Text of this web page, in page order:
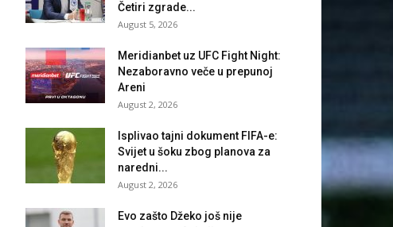
Četiri zgrade...
August 5, 2026
Meridianbet uz UFC Fight Night:
Nezaboravno veče u prepunoj
Areni
August 2, 2026
Isplivao tajni dokument FIFA-e:
Svijet u šoku zbog planova za
naredni...
August 2, 2026
Evo zašto Džeko još nije